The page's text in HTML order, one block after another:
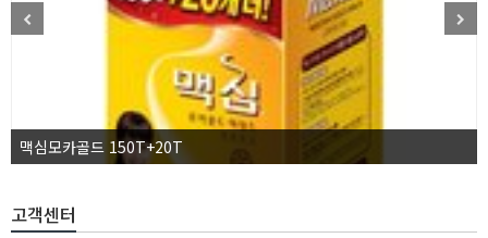
맥심모카골드 150T+20T
고객센터